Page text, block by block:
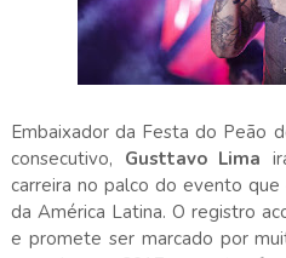
Embaixador da Festa do Peão
consecutivo, Gusttavo Lima
carreira no palco do evento
da América Latina. O registro
e promete ser marcado por